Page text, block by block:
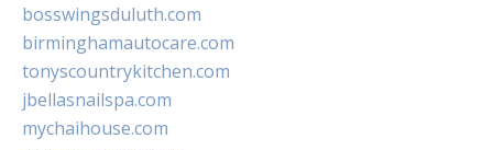
bosswingsduluth.com
birminghamautocare.com
tonyscountrykitchen.com
jbellasnailspa.com
mychaihouse.com